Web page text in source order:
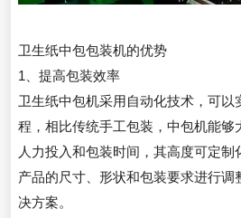
卫生纸中包包装机的优势
1、提高包装效率
卫生纸中包机采用自动化技术，可以
程，相比传统手工包装，中包机能够
人力投入和包装时间，其高度可定
产品的尺寸、形状和包装要求进行调
决方案。